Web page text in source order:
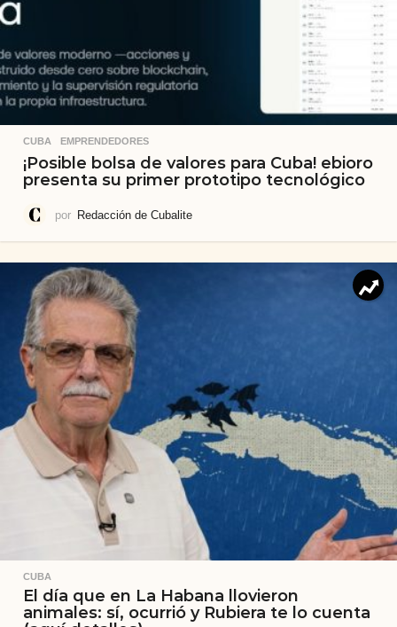
CUBA ,EMPRENDEDORES
¡Posible bolsa de valores para Cuba! ebioro
presenta su primer prototipo tecnológico
por Redacción de Cubalite
CUBA
El día que en La Habana llovieron
animales: sí, ocurrió y Rubiera te lo cuenta